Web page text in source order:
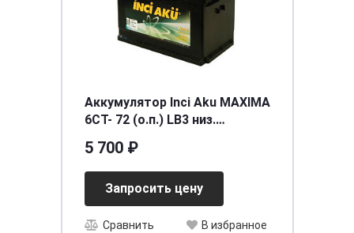
Аккумулятор Inci Aku MAXIMA
6СТ- 72 (о.п.) LB3 низ.
5 700 ₽
Запросить цену
Сравнить В избранное